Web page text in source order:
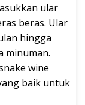
ular
beras. Ular
hingga
minuman.
wine
baik untuk